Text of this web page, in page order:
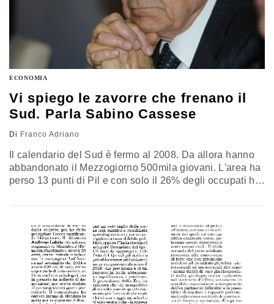
ECONOMIA
Vi spiego le zavorre che frenano il
Sud. Parla Sabino Cassese
Di Franco Adriano
Il calendario del Sud è fermo al 2008. Da allora hanno
abbandonato il Mezzogiorno 500mila giovani. L'area ha
perso 13 punti di Pil e con solo il 26% degli occupati ha